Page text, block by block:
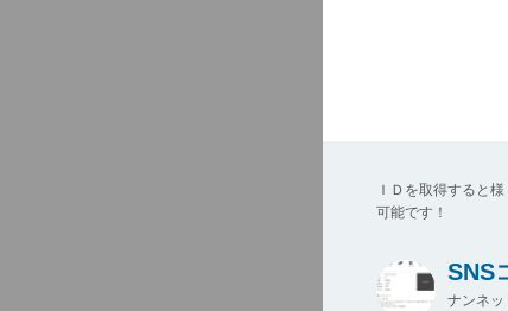
ＩＤを取得すると
可能です！
SNS
ナンネッ